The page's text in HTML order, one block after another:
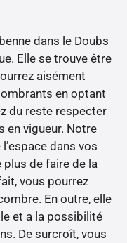
dans le Doubs
Elle se trouve être
aisément
en optant
du reste respecter
en vigueur. Notre
dans vos
de faire de la
vous pourrez
En outre, elle
et a la possibilité
De surcroît, vous